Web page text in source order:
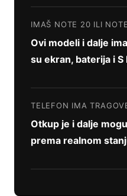
IMAŠ NOTE 20 ILI
Ovi modeli i dalje
su ekran, baterija i
TELEFON IMA
Otkup je i dalje
prema realnom